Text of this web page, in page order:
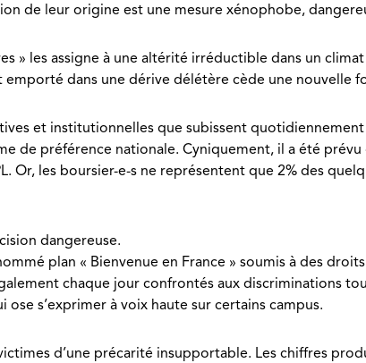
de leur origine est une mesure xénophobe,
» les assigne à une altérité irréductible dans un
dans une dérive délétère cède une nouvelle
et institutionnelles que subissent
de préférence nationale. Cyniquement, il a été
Or, les boursier-e-s ne représentent que 2% des
dangereuse.
plan « Bienvenue en France » soumis à des
chaque jour confrontés aux discriminations
s’exprimer à voix haute sur certains campus.
d’une précarité insupportable. Les chiffres